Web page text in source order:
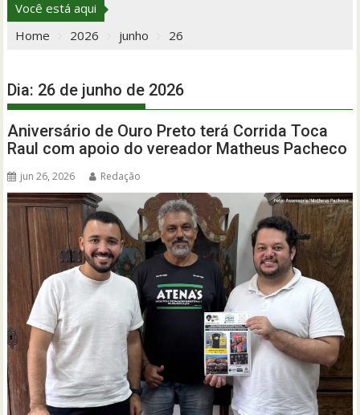
Você está aqui
Home
2026 junho 26
Dia: 26 de junho de 2026
Aniversário de Ouro Preto terá Corrida Toca
Raul com apoio do vereador Matheus Pacheco
jun 26, 2026 Redação